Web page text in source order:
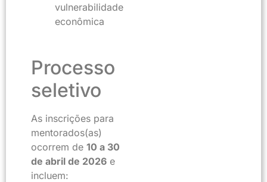
vulnerabilidade
econômica
Processo
seletivo
As inscrições para
mentorados(as)
ocorrem de 10 a 30
de abril de 2026 e
incluem: